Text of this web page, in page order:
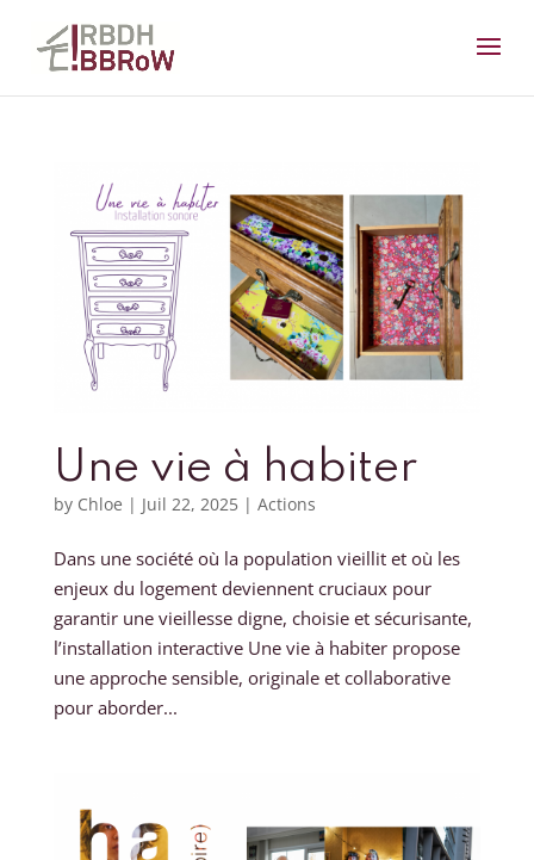
Une vie à habiter
by Chloe | Juil 22, 2025| Actions
Dans une société où la population vieillit et où les
enjeux du logement deviennent cruciaux pour
garantir une vieillesse digne, choisie et sécurisante,
l’installation interactive Une vie à habiter propose
une approche sensible, originale et collaborative
pour aborder...